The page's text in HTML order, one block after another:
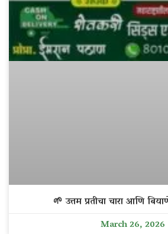
🌱 उत्तम प्रतीचा चारा आणि
March 26, 2026